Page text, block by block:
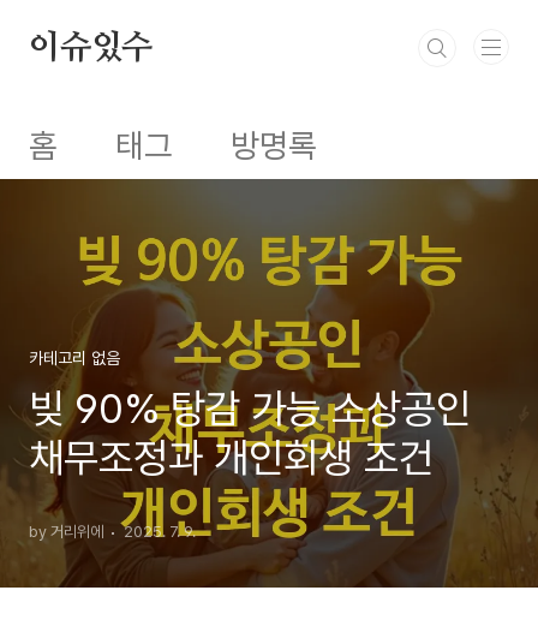
이슈있수
홈 태그 방명록
카테고리 없음
빚 90% 탕감 가능 소상공인
채무조정과 개인회생 조건
by 거리위에 2025. 7. 9.